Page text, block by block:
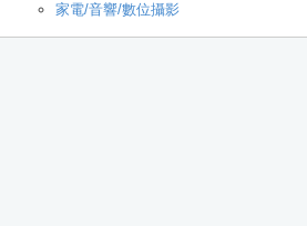
家電/音響/數位攝影